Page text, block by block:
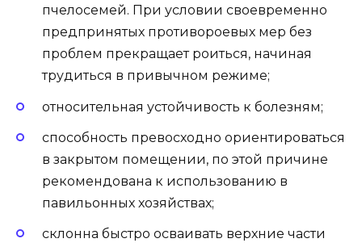
пчелосемей. При условии своевременно
предпринятых противороевых мер без
проблем прекращает роиться, начиная
трудиться в привычном режиме;
относительная устойчивость к болезням;
способность превосходно ориентироваться
в закрытом помещении, по этой причине
рекомендована к использованию в
павильонных хозяйствах;
склонна быстро осваивать верхние части